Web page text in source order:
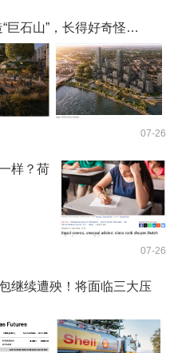
巨石山”，长得好奇怪…
07-26
样？荷
07-26
继续遭殃！将面临三大压